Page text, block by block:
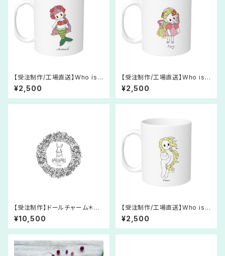
【受注制作/工場直送】Who is s
he?マグカップ＊マーメイド のマ
グカップ＊オリジナルキャラクタ
ー＊後ろ姿がかわいい♩
¥2,500
【受注制作/工場直送】Who is s
he?マグカップ＊妖精のマグカッ
プ＊オリジナルキャラクター＊後
ろ姿がかわいい♩
¥2,500
【受注制作】ドールチャーム＊あ
みぐるみ＊アリス＊人形＊レース
糸＊プリンセス＊童話
¥10,500
【受注制作/工場直送】Who is s
he?マグカップ＊ヴィーナスのマ
グカップ＊オリジナルキャラクタ
ー＊後ろ姿がかわいい
¥2,500